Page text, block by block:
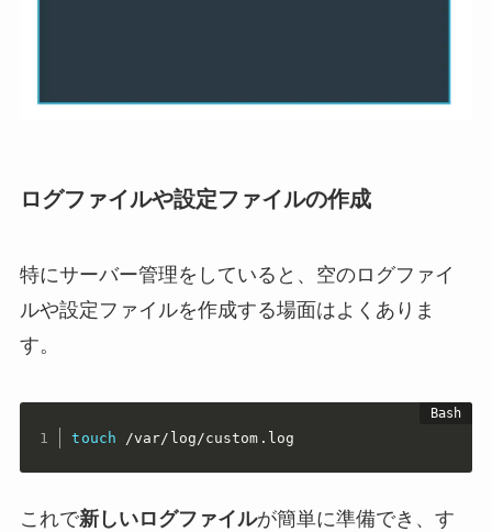
ログファイルや設定ファイルの作成
特にサーバー管理をしていると、空のログファイ
ルや設定ファイルを作成する場面はよくありま
す。
touch /var/log/custom.log
これで新しいログファイルが簡単に準備でき、す